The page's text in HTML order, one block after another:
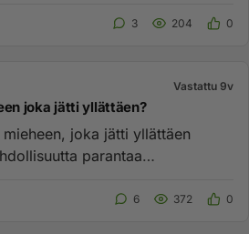
3 204 0
Vastattu 9v
joka jätti yllättäen?
joka jätti yllättäen
parantaa
6 372 0